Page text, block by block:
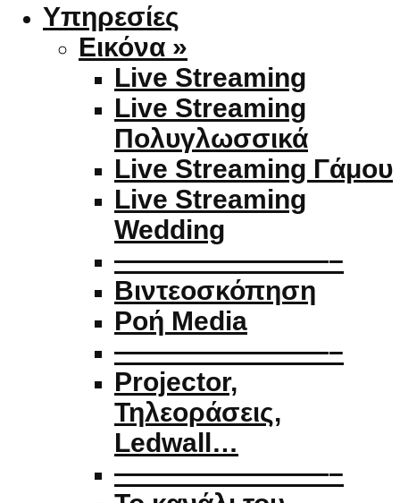
Υπηρεσίες
Εικόνα »
Live Streaming
Live Streaming
Πολυγλωσσικά
Live Streaming Γάμου
Live Streaming
Wedding
————————–
Βιντεοσκόπηση
Ροή Media
————————–
Projector,
Τηλεοράσεις,
Ledwall…
————————–